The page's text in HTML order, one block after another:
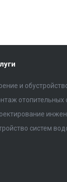
и
отопительных
систем